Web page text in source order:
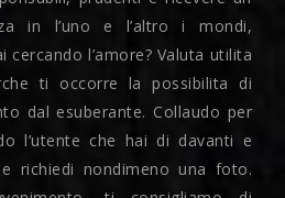
in l’uno e l’altro i mondi,
cercando l’amore? Valuta utilita
ti occorre la possibilita di
dal esuberante. Collaudo per
l’utente che hai di davanti e
richiedi nondimeno una foto.